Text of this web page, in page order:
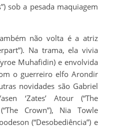
sob a pesada maquiagem
não volta é a atriz
Na trama, ela vivia
Muhafidin) e envolvida
o guerreiro elfo Arondir
novidades são Gabriel
‘Zates’ Atour (“The
Crown”), Nia Towle
(“Desobediência”) e